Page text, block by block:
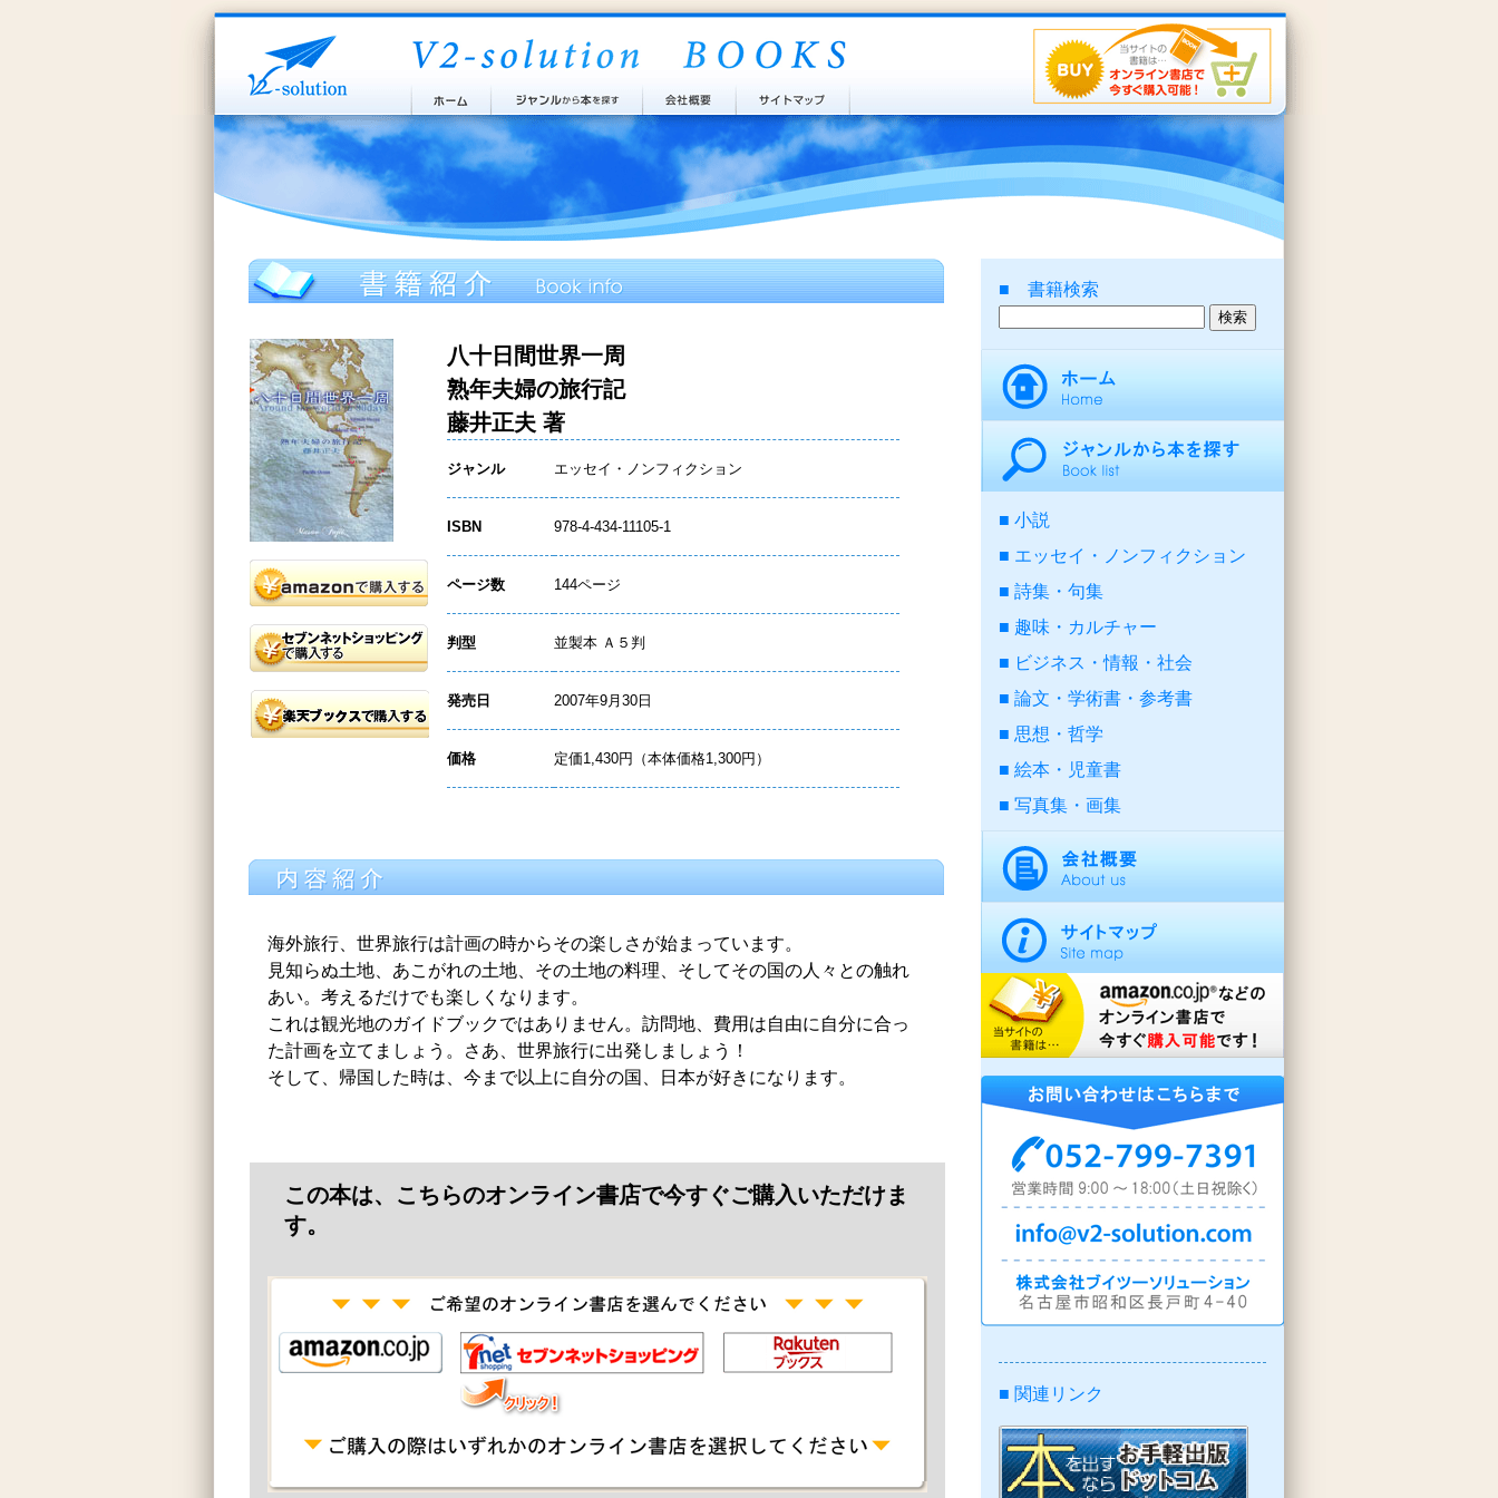
八十日間世界一周
熟年夫婦の旅行記
藤井正夫 著
ジャンル エッセイ・ノンフィクション
ISBN 978-4-434-11105-1
ページ数 144ページ
判型 並製本 Ａ５判
発売日 2007年9月30日
価格 定価1,430円（本体価格1,300円）
海外旅行、世界旅行は計画の時からその楽しさが始まっています。
見知らぬ土地、あこがれの土地、その土地の料理、そしてその国の人々との触れ
あい。考えるだけでも楽しくなります。
これは観光地のガイドブックではありません。訪問地、費用は自由に自分に合っ
た計画を立てましょう。さあ、世界旅行に出発しましょう！
そして、帰国した時は、今まで以上に自分の国、日本が好きになります。
この本は、こちらのオンライン書店で今すぐご購入いただけま
す。
■ 書籍検索
小説
エッセイ・ノンフィクション
詩集・句集
趣味・カルチャー
ビジネス・情報・社会
論文・学術書・参考書
思想・哲学
絵本・児童書
写真集・画集
■ 関連リンク